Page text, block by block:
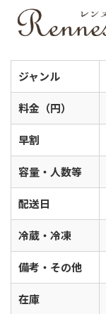
ジャンル
料金（円）
早割
容量・人数等
配送日
冷蔵・冷凍
備考・その他
在庫